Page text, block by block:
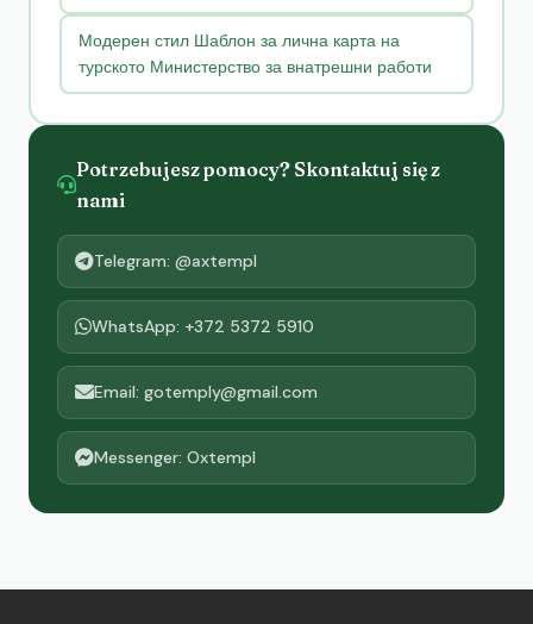
Модерен стил Шаблон за лична карта на
турското Министерство за внатрешни работи
Potrzebujesz pomocy? Skontaktuj się z
nami
Telegram: @axtempl
WhatsApp: +372 5372 5910
Email: gotemply@gmail.com
Messenger: Oxtempl